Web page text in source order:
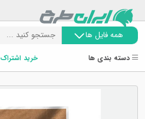
همه فایل ها
دسته بندی ها خرید اشتراک